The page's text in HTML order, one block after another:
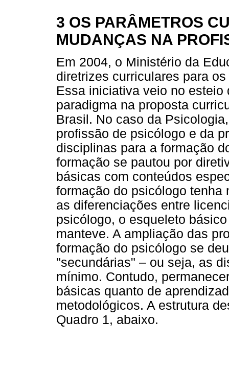
3 OS PARÂMETROS
MUDANÇAS NA
Em 2004, o Ministério da
diretrizes curriculares para
Essa iniciativa veio no
paradigma na proposta
Brasil. No caso da
profissão de psicólogo e da
disciplinas para a formação
formação se pautou por
básicas com conteúdos
formação do psicólogo tenha
as diferenciações entre
psicólogo, o esqueleto
manteve. A ampliação das
formação do psicólogo se
"secundárias" – ou seja, as
mínimo. Contudo,
básicas quanto de
metodológicos. A estrutura
Quadro 1, abaixo.